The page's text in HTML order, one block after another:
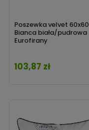
Poszewka velvet 60x60
Bianca biała/pudrowa
Eurofirany
Cena
103,87 zł